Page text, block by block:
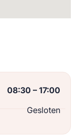
08:30 – 17:00
Gesloten